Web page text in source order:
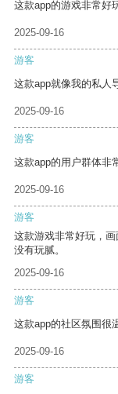
这款app的游戏非常好
2025-09-16
游客
这款app就像我的私人
2025-09-16
游客
这款app的用户群体非
2025-09-16
游客
这款游戏非常好玩，
没有玩腻。
2025-09-16
游客
这款app的社区氛围很
2025-09-16
游客